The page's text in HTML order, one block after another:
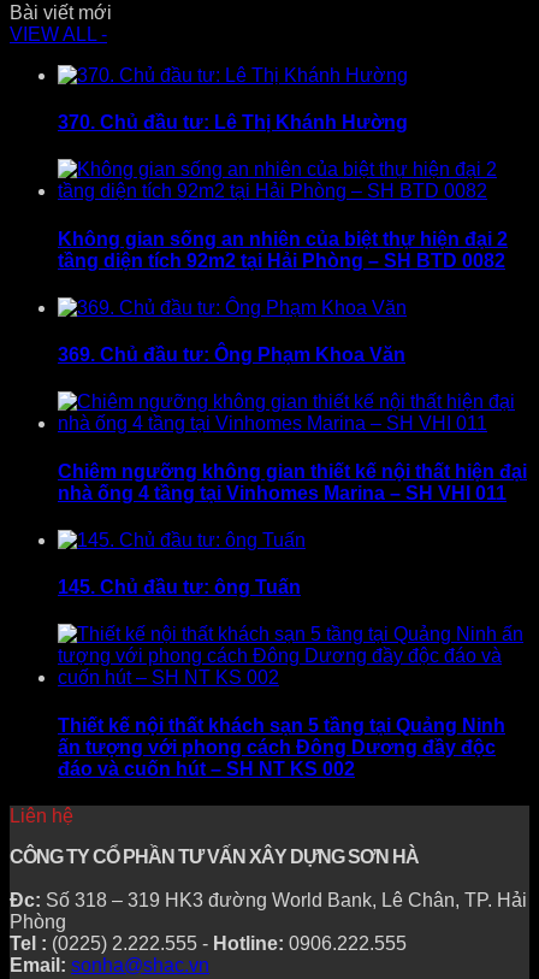
Bài viết mới
VIEW ALL -
370. Chủ đầu tư: Lê Thị Khánh Hường
Không gian sống an nhiên của biệt thự hiện đại 2
tầng diện tích 92m2 tại Hải Phòng – SH BTD 0082
369. Chủ đầu tư: Ông Phạm Khoa Văn
Chiêm ngưỡng không gian thiết kế nội thất hiện đại
nhà ống 4 tầng tại Vinhomes Marina – SH VHI 011
145. Chủ đầu tư: ông Tuấn
Thiết kế nội thất khách sạn 5 tầng tại Quảng Ninh
ấn tượng với phong cách Đông Dương đầy độc
đáo và cuốn hút – SH NT KS 002
Liên hệ
CÔNG TY CỔ PHẦN TƯ VẤN XÂY DỰNG SƠN HÀ
Đc: Số 318 – 319 HK3 đường World Bank, Lê Chân, TP. Hải
Phòng
Tel : (0225) 2.222.555 - Hotline: 0906.222.555
Email: sonha@shac.vn